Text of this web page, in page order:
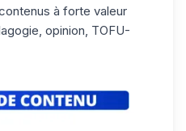
à forte valeur
opinion, TOFU-